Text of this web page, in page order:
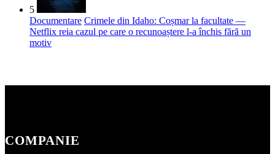
5
Documentare Crimele din Idaho: Coșmar la facultate —
Netflix reia cazul pe care o recunoaștere l-a închis fără un
motiv
COMPANIE